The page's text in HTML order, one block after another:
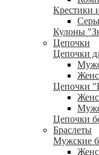
Крестики
Кулоны
Цепочки
Цепочки
Цепочки
Цепочки
Браслеты
Мужские